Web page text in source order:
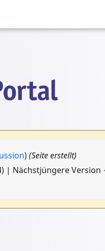
) (Seite erstellt)
| Nächstjüngere Version